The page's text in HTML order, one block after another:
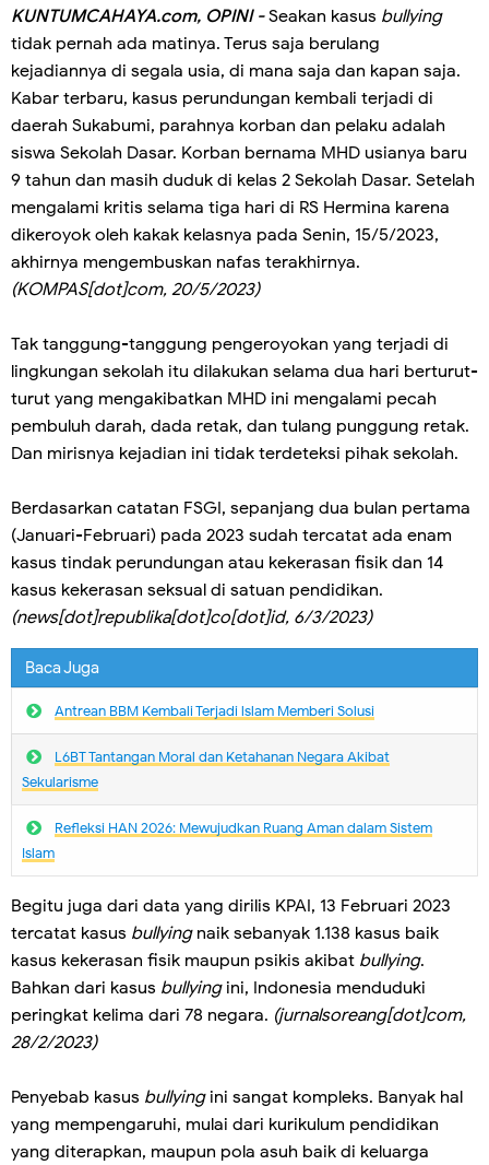
KUNTUMCAHAYA.com, OPINI -Seakan kasus bullying
tidak pernah ada matinya. Terus saja berulang
kejadiannya di segala usia, di mana saja dan kapan saja.
Kabar terbaru, kasus perundungan kembali terjadi di
daerah Sukabumi, parahnya korban dan pelaku adalah
siswa Sekolah Dasar. Korban bernama MHD usianya baru
9 tahun dan masih duduk di kelas 2 Sekolah Dasar. Setelah
mengalami kritis selama tiga hari di RS Hermina karena
dikeroyok oleh kakak kelasnya pada Senin, 15/5/2023,
akhirnya mengembuskan nafas terakhirnya.
(KOMPAS[dot]com, 20/5/2023)
Tak tanggung-tanggung pengeroyokan yang terjadi di
lingkungan sekolah itu dilakukan selama dua hari berturut-
turut yang mengakibatkan MHD ini mengalami pecah
pembuluh darah, dada retak, dan tulang punggung retak.
Dan mirisnya kejadian ini tidak terdeteksi pihak sekolah.
Berdasarkan catatan FSGI, sepanjang dua bulan pertama
(Januari-Februari) pada 2023 sudah tercatat ada enam
kasus tindak perundungan atau kekerasan fisik dan 14
kasus kekerasan seksual di satuan pendidikan.
(news[dot]republika[dot]co[dot]id, 6/3/2023)
Baca Juga
Antrean BBM Kembali Terjadi lslam Memberi Solusi
L6BT Tantangan Moral dan Ketahanan Negara Akibat
Sekularisme
Refleksi HAN 2026: Mewujudkan Ruang Aman dalam Sistem
Islam
Begitu juga dari data yang dirilis KPAI, 13 Februari 2023
tercatat kasus bullying naik sebanyak 1.138 kasus baik
kasus kekerasan fisik maupun psikis akibat bullying.
Bahkan dari kasus bullyingini, Indonesia menduduki
peringkat kelima dari 78 negara. (jurnalsoreang[dot]com,
28/2/2023)
Penyebab kasus bullyingini sangat kompleks. Banyak hal
yang mempengaruhi, mulai dari kurikulum pendidikan
yang diterapkan, maupun pola asuh baik di keluarga